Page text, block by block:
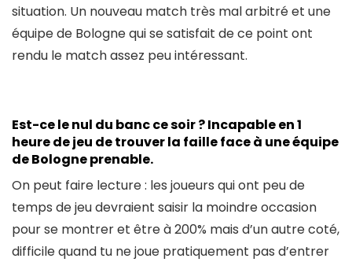
situation. Un nouveau match très mal arbitré et une
équipe de Bologne qui se satisfait de ce point ont
rendu le match assez peu intéressant.
Est-ce le nul du banc ce soir ? Incapable en 1
heure de jeu de trouver la faille face à une équipe
de Bologne prenable.
On peut faire lecture : les joueurs qui ont peu de
temps de jeu devraient saisir la moindre occasion
pour se montrer et être à 200% mais d’un autre coté,
difficile quand tu ne joue pratiquement pas d’entrer